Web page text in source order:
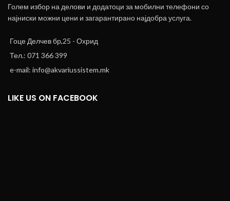
Голем избор на делови и додатоци за мобилни телефони со
најниски можни цени и загарантирано најдобра услуга.
Гоце Делчев бр,25 - Охрид
Тел.: 071 366 399
e-mail: info@akvariussistem.mk
LIKE US ON FACEBOOK